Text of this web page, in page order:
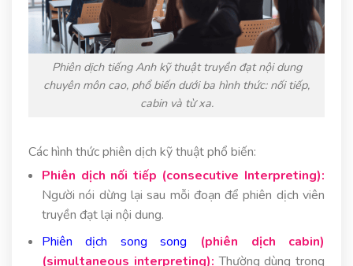
Phiên dịch tiếng Anh kỹ thuật truyền đạt nội dung
chuyên môn cao, phổ biến dưới ba hình thức: nối tiếp,
cabin và từ xa.
Các hình thức phiên dịch kỹ thuật phổ biến:
Phiên dịch nối tiếp (consecutive Interpreting):
Người nói dừng lại sau mỗi đoạn để phiên dịch viên
truyền đạt lại nội dung.
Phiên dịch song song
(phiên dịch cabin)
(simultaneous interpreting): Thường dùng trong